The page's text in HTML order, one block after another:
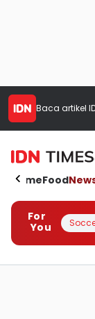
Baca artikel
HomeFood
For
You